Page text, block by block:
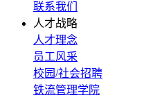
联系我们
人才战略
人才理念
员工风采
校园/社会招聘
铁流管理学院